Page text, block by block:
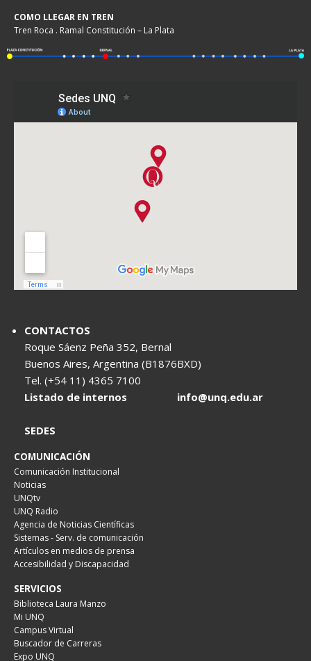
COMO LLEGAR EN TREN
Tren Roca . Ramal Constitución – La Plata
CONTACTOS
Roque Sáenz Peña 352, Bernal
Buenos Aires, Argentina (B1876BXD)
Tel. (+54 11) 4365 7100
Listado de internos
info@unq.edu.ar
SEDES
COMUNICACIÓN
Comunicación Institucional
Noticias
UNQtv
UNQ Radio
Agencia de Noticias Científicas
Sistemas - Serv. de comunicación
Artículos en medios de prensa
Accesibilidad y Discapacidad
SERVICIOS
Biblioteca Laura Manzo
Mi UNQ
Campus Virtual
Buscador de Carreras
Expo UNQ